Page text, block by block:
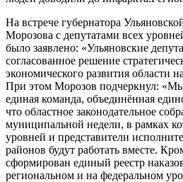
На встрече губернатора
Морозова с депутатами всех
было заявлено: «Ульяновские
согласованное решение
экономического развития области
При этом Морозов подчеркнул:
единая команда, объединённая
что областное законодательное
муниципальной недели, в рамках
уровней и представители
районов будут работать вместе.
сформирован единый реестр
региональном и на федеральном